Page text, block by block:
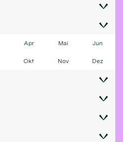
Apr Mai Jun
Okt Nov Dez